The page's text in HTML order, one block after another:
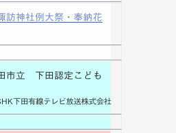
訪神社例大祭・奉納花
市立 下田認定こども
下田有線テレビ放送株式会社